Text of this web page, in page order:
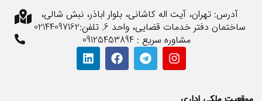
آدرس: تهران، آیت اله کاشانی، بلوار اباذر، نبش شالی،
ساختمان دفتر خدمات قضایی، واحد 6. تلفن:02144097162
مشاوره سریع : 09125453894